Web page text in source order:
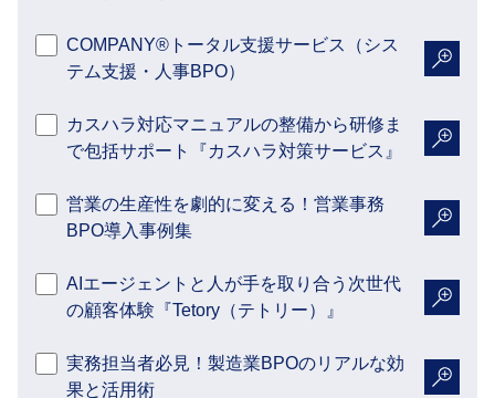
COMPANY®トータル支援サービス（シス
テム支援・人事BPO）
詳細
カスハラ対応マニュアルの整備から研修ま
で包括サポート『カスハラ対策サービス』
詳細
営業の生産性を劇的に変える！営業事務
BPO導入事例集
詳細
AIエージェントと人が手を取り合う次世代
の顧客体験『Tetory（テトリー）』
詳細
実務担当者必見！製造業BPOのリアルな効
果と活用術
詳細